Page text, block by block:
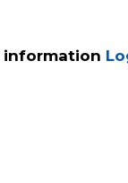
information